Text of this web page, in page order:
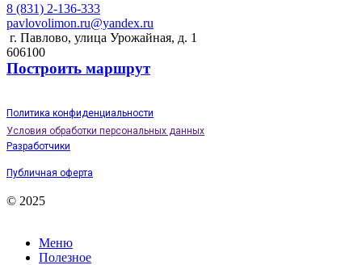
8 (831) 2-136-333
pavlovolimon.ru@yandex.ru
г. Павлово, улица Урожайная, д. 1
606100
Построить маршрут
Политика конфиденциальности
Условия обработки персональных данных
Разработчики
Публичная оферта
© 2025
Меню
Полезное